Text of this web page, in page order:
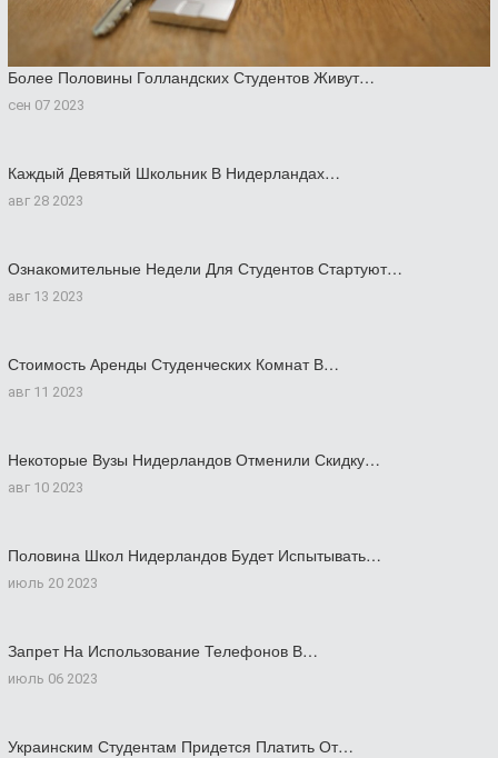
Более Половины Голландских Студентов Живут…
сен 07 2023
Каждый Девятый Школьник В Нидерландах…
авг 28 2023
Ознакомительные Недели Для Студентов Стартуют…
авг 13 2023
Стоимость Аренды Студенческих Комнат В…
авг 11 2023
Некоторые Вузы Нидерландов Отменили Скидку…
авг 10 2023
Половина Школ Нидерландов Будет Испытывать…
июль 20 2023
Запрет На Использование Телефонов В…
июль 06 2023
Украинским Студентам Придется Платить От…